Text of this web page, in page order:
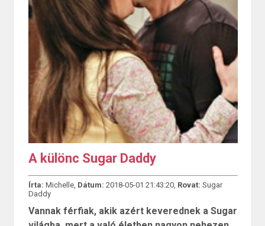
A különc Sugar Daddy
Írta: Michelle, Dátum: 2018-05-01 21:43:20, Rovat: Sugar
Daddy
Vannak férfiak, akik azért keverednek a Sugar